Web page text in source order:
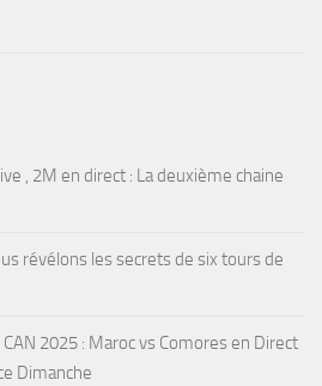
, 2M en direct : La deuxième chaine
révélons les secrets de six tours de
CAN 2025 : Maroc vs Comores en Direct
Dimanche